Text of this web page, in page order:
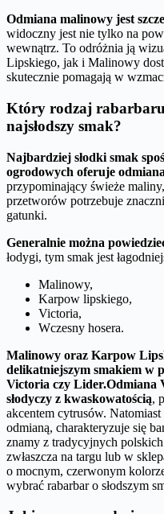
Odmiana malinowy jest
widoczny jest nie tylko na
wewnątrz. To odróżnia ją
Lipskiego, jak i Malinowy
skutecznie pomagają w
Który rodzaj
najsłodszy smak?
Najbardziej słodki smak
ogrodowych oferuje
przypominający świeże
przetworów potrzebuje
gatunki.
Generalnie można
łodygi, tym smak jest
Malinowy,
Karpow lipskiego,
Victoria,
Wczesny hosera.
Malinowy oraz Karpow
delikatniejszym smakiem w
Victoria czy Lider.Odmiana
słodyczy z kwaskowatością,
akcentem cytrusów. Natomiast
odmianą, charakteryzuje się
znamy z tradycyjnych
zwłaszcza na targu lub w
o mocnym, czerwonym
wybrać rabarbar o słodszym